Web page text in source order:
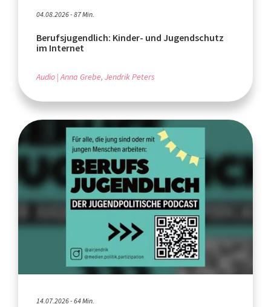
04.08.2026 - 87 Min.
Berufsjugendlich: Kinder- und Jugendschutz
im Internet
Audio Anna Grebe, Jendrik Peters
14.07.2026 - 64 Min.